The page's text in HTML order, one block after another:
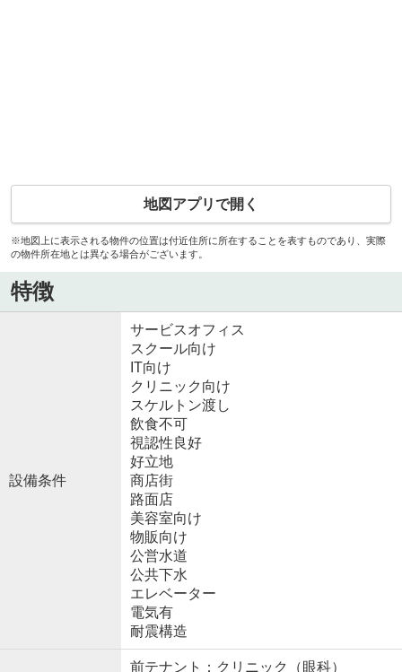
地図アプリで開く
※地図上に表示される物件の位置は付近住所に所在することを表すものであり、実際
の物件所在地とは異なる場合がございます。
特徴
設備条件
サービスオフィス
スクール向け
IT向け
クリニック向け
スケルトン渡し
飲食不可
視認性良好
好立地
商店街
路面店
美容室向け
物販向け
公営水道
公共下水
エレベーター
電気有
耐震構造
前テナント：クリニック（眼科）